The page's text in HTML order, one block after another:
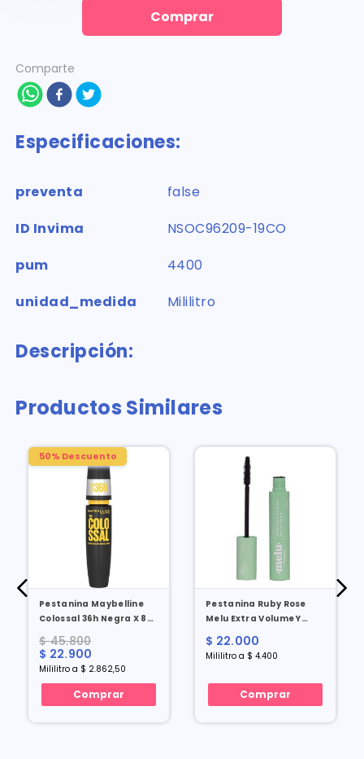
Comprar
Comparte
Especificaciones:
preventa
false
ID Invima
NSOC96209-19CO
pum
4400
unidad_medida
Mililitro
Descripción:
Productos Similares
50% Descuento
Pestanina Maybelline
Colossal 36h Negra X 8
$ 45.800
$ 22.900
Mililitro a $ 2.862,50
Comprar
Pestanina Ruby Rose
Melu Extra Volume Y
$ 22.000
Mililitro a $ 4.400
Comprar